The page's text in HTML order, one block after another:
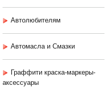
Автолюбителям
Автомасла и Смазки
Граффити краска-маркеры-
аксессуары